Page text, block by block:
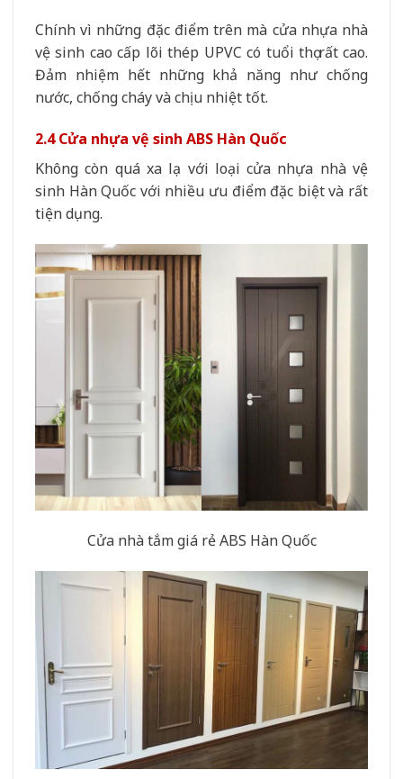
Chính vì những đặc điểm trên mà cửa nhựa nhà
vệ sinh cao cấp lõi thép UPVC có tuổi thọ rất cao.
Đảm nhiệm hết những khả năng như chống
nước, chống cháy và chịu nhiệt tốt.
2.4 Cửa nhựa vệ sinh ABS Hàn Quốc
Không còn quá xa lạ với loại cửa nhựa nhà vệ
sinh Hàn Quốc với nhiều ưu điểm đặc biệt và rất
tiện dụng.
Cửa nhà tắm giá rẻ ABS Hàn Quốc